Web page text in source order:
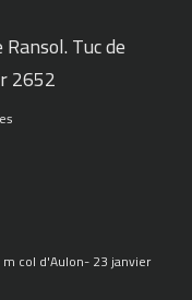
Tuc de
2652